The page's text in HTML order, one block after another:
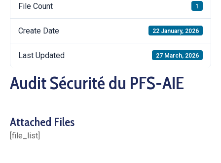
File Count 1
Create Date 22 January, 2026
Last Updated 27 March, 2026
Audit Sécurité du PFS-AIE
Attached Files
[file_list]